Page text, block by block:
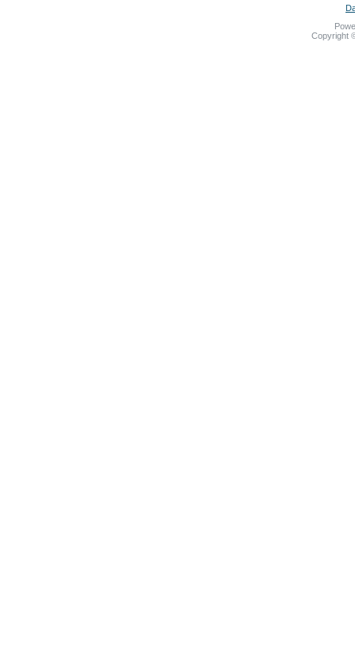
Copyright